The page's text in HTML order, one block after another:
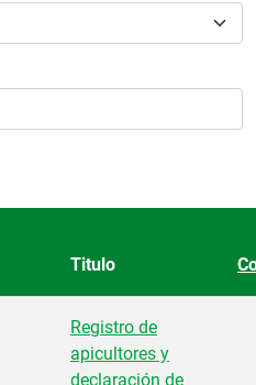
Titulo
Registro de
apicultores y
declaración de